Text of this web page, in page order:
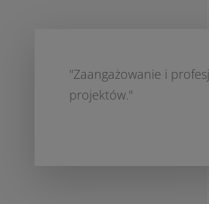
"Zaangażowanie i
projektów."